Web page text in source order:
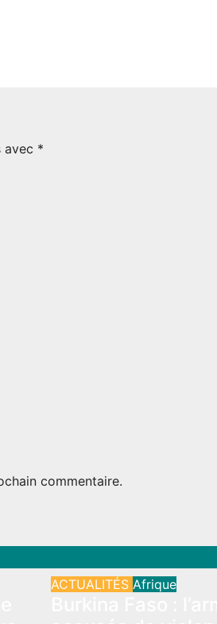
avec *
commentaire.
ACTUALITÉS Afrique